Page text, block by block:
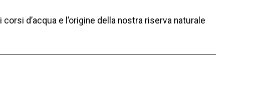
d’acqua e l’origine della nostra riserva naturale